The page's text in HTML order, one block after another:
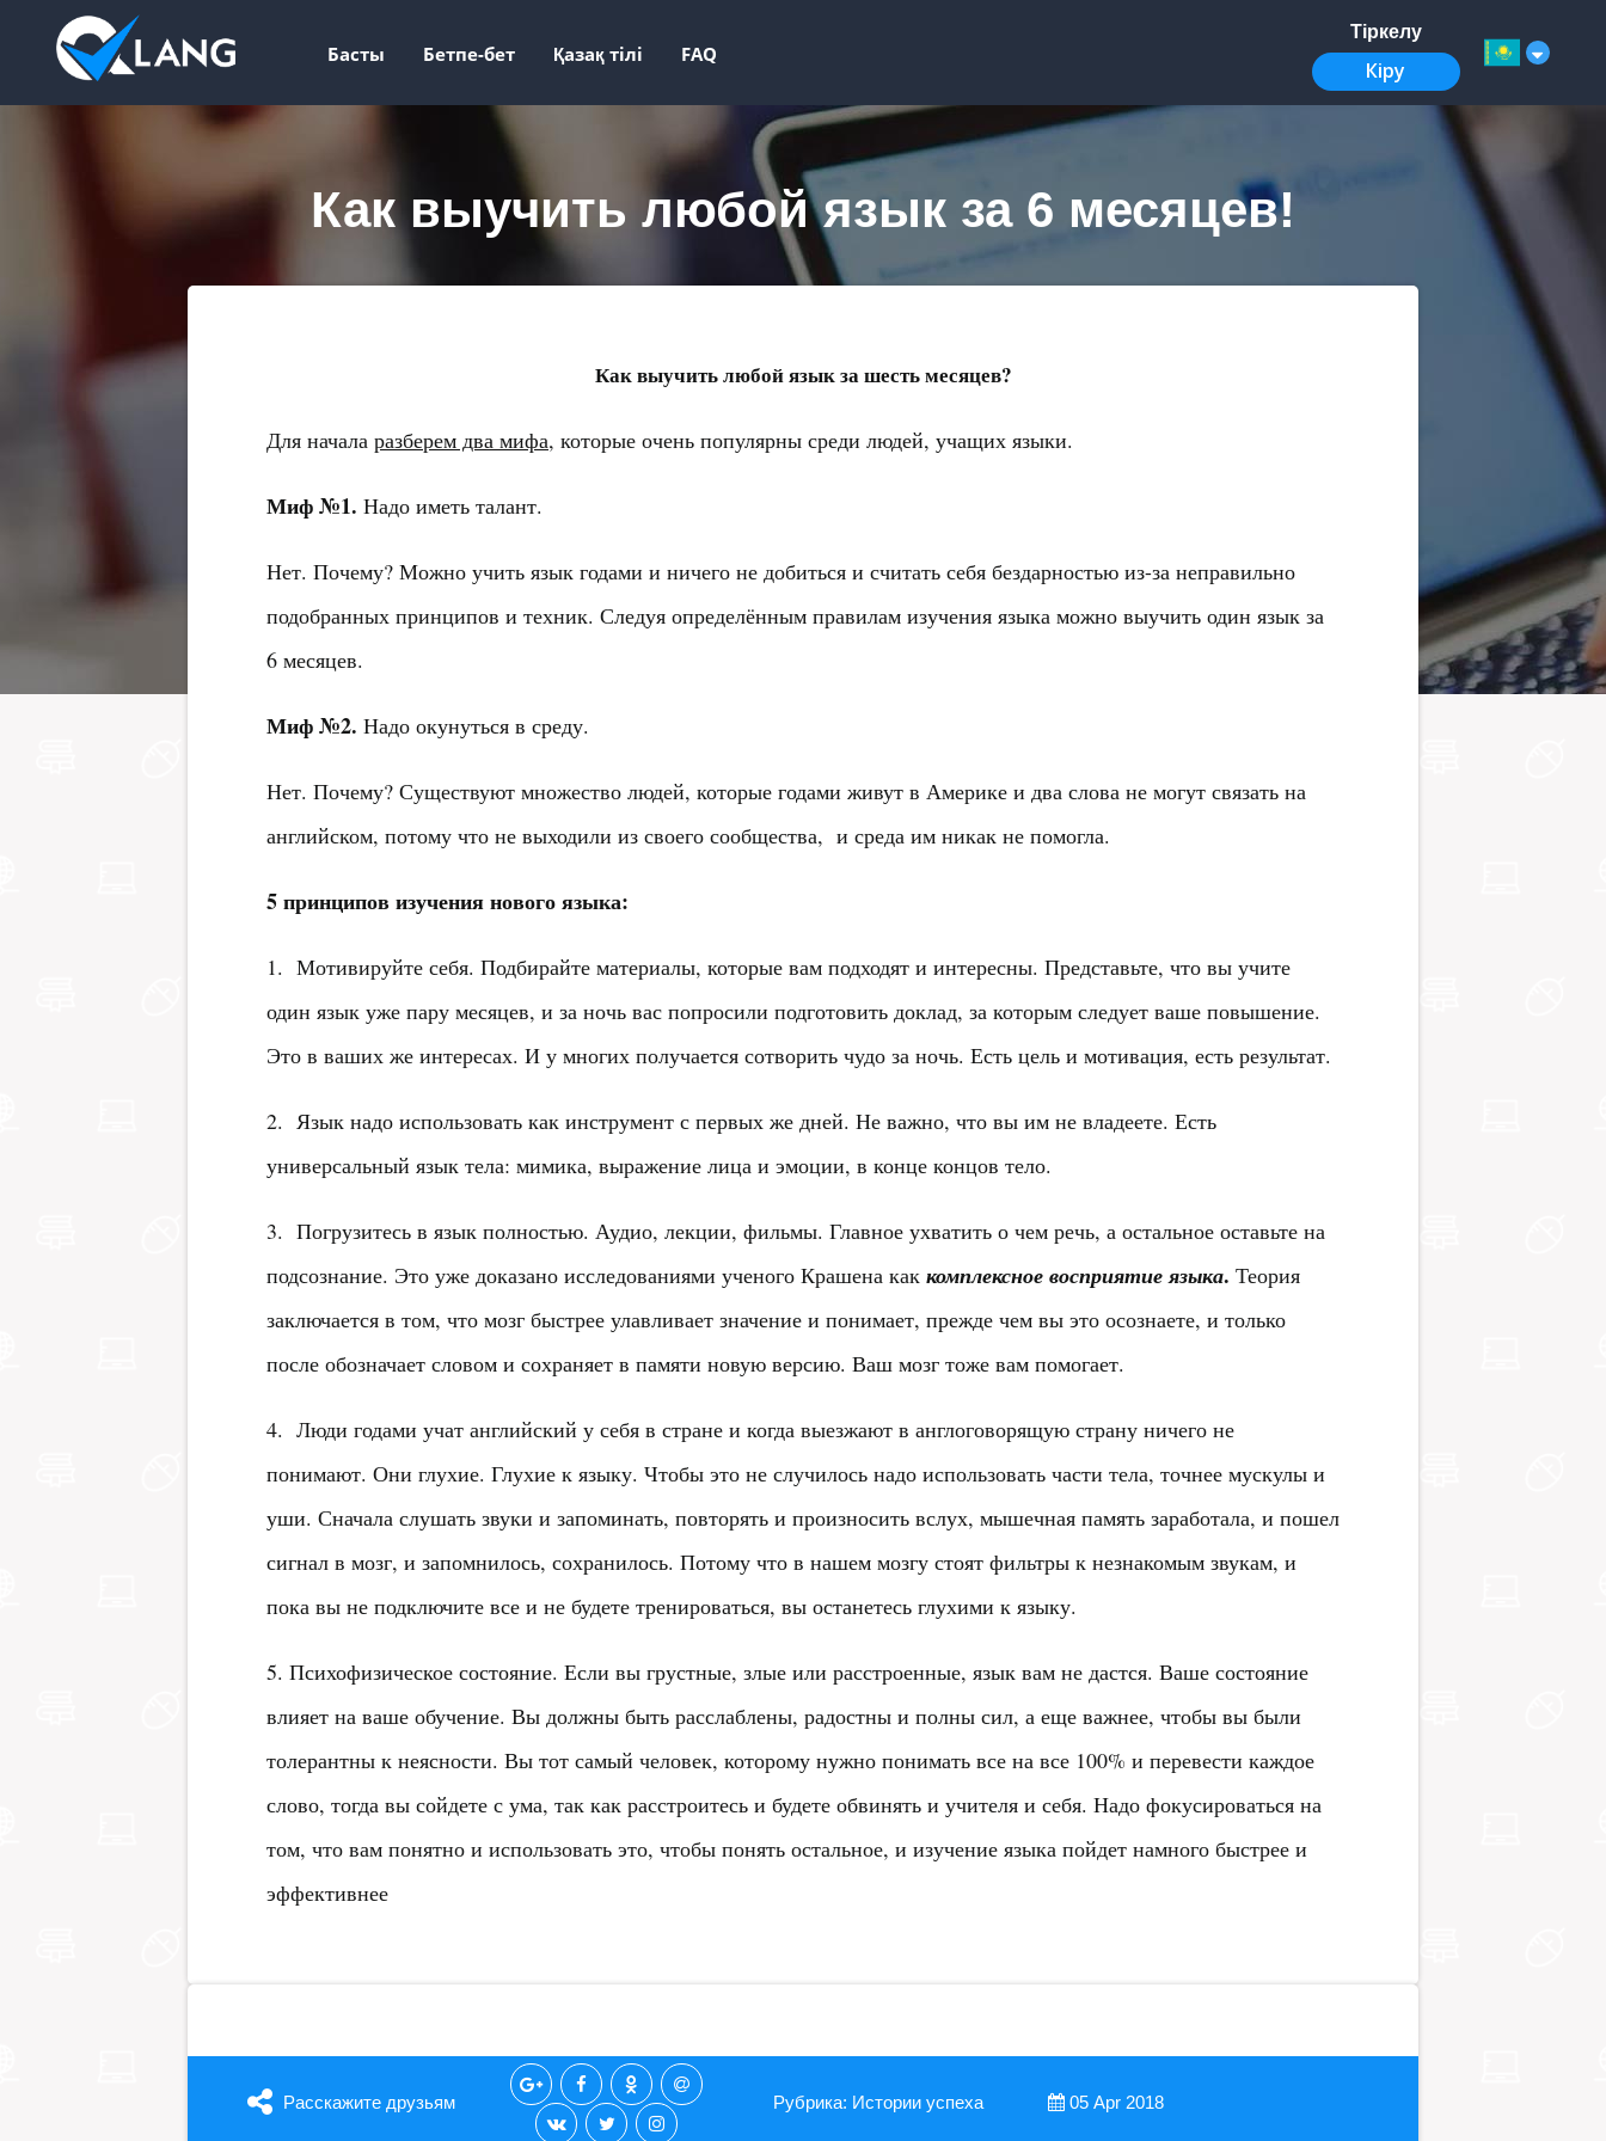
Тіркелу
Кіру
Басты Бетпе-бет Қазақ тілі FAQ
Как выучить любой язык за 6 месяцев!
Как выучить любой язык за шесть месяцев?
Для начала разберем два мифа, которые очень популярны среди людей, учащих языки.
Миф №1. Надо иметь талант.
Нет. Почему? Можно учить язык годами и ничего не добиться и считать себя бездарностью из-за неправильно
подобранных принципов и техник. Следуя определённым правилам изучения языка можно выучить один язык за
6 месяцев.
Миф №2. Надо окунуться в среду.
Нет. Почему? Существуют множество людей, которые годами живут в Америке и два слова не могут связать на
английском, потому что не выходили из своего сообщества, и среда им никак не помогла.
5 принципов изучения нового языка:
1. Мотивируйте себя. Подбирайте материалы, которые вам подходят и интересны. Представьте, что вы учите
один язык уже пару месяцев, и за ночь вас попросили подготовить доклад, за которым следует ваше повышение.
Это в ваших же интересах. И у многих получается сотворить чудо за ночь. Есть цель и мотивация, есть результат.
2. Язык надо использовать как инструмент с первых же дней. Не важно, что вы им не владеете. Есть
универсальный язык тела: мимика, выражение лица и эмоции, в конце концов тело.
3. Погрузитесь в язык полностью. Аудио, лекции, фильмы. Главное ухватить о чем речь, а остальное оставьте на
подсознание. Это уже доказано исследованиями ученого Крашена как комплексное восприятие языка. Теория
заключается в том, что мозг быстрее улавливает значение и понимает, прежде чем вы это осознаете, и только
после обозначает словом и сохраняет в памяти новую версию. Ваш мозг тоже вам помогает.
4. Люди годами учат английский у себя в стране и когда выезжают в англоговорящую страну ничего не
понимают. Они глухие. Глухие к языку. Чтобы это не случилось надо использовать части тела, точнее мускулы и
уши. Сначала слушать звуки и запоминать, повторять и произносить вслух, мышечная память заработала, и пошел
сигнал в мозг, и запомнилось, сохранилось. Потому что в нашем мозгу стоят фильтры к незнакомым звукам, и
пока вы не подключите все и не будете тренироваться, вы останетесь глухими к языку.
5. Психофизическое состояние. Если вы грустные, злые или расстроенные, язык вам не дастся. Ваше состояние
влияет на ваше обучение. Вы должны быть расслаблены, радостны и полны сил, а еще важнее, чтобы вы были
толерантны к неясности. Вы тот самый человек, которому нужно понимать все на все 100% и перевести каждое
слово, тогда вы сойдете с ума, так как расстроитесь и будете обвинять и учителя и себя. Надо фокусироваться на
том, что вам понятно и использовать это, чтобы понять остальное, и изучение языка пойдет намного быстрее и
эффективнее
Расскажите друзьям Рубрика: Истории успеха 05 Apr 2018